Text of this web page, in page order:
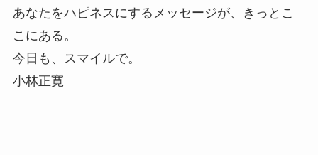
あなたをハピネスにするメッセージが、きっとこ
こにある。
今日も、スマイルで。
小林正寛